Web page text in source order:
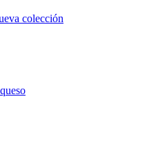
colección